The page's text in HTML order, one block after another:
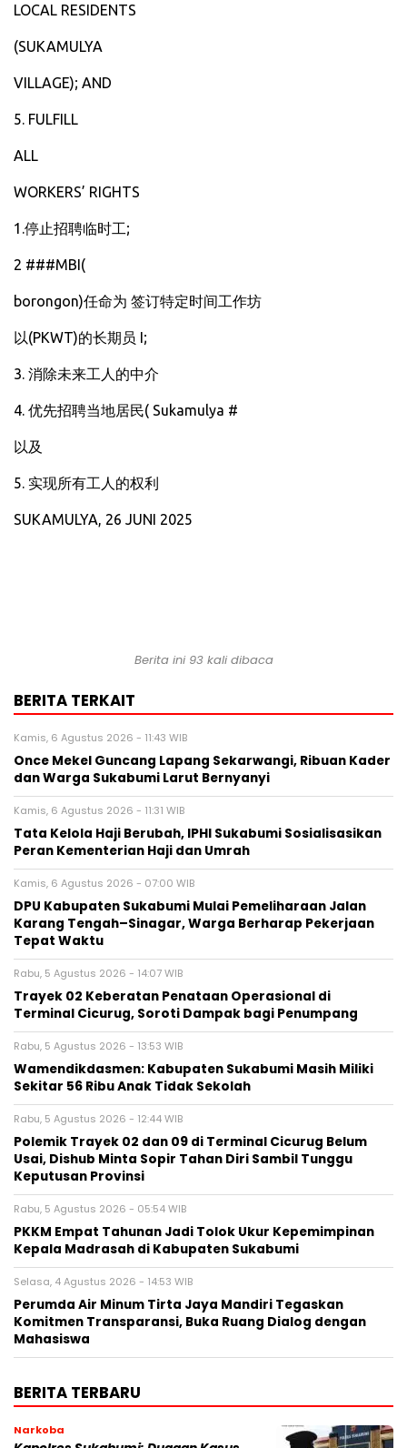
‎LOCAL RESIDENTS
‎(SUKAMULYA
‎VILLAGE); AND
‎5. FULFILL
‎ALL
‎WORKERS’ RIGHTS
‎1.停止招聘临时工;
‎2 ###MBI(
‎borongon)任命为 签订特定时间工作坊
‎以(PKWT)的长期员 I;
‎3. 消除未来工人的中介
‎4. 优先招聘当地居民( Sukamulya #
‎以及
‎5. 实现所有工人的权利
‎SUKAMULYA, 26 JUNI 2025
Berita ini 93 kali dibaca
BERITA TERKAIT
Kamis, 6 Agustus 2026 - 11:43 WIB
Once Mekel Guncang Lapang Sekarwangi, Ribuan Kader
dan Warga Sukabumi Larut Bernyanyi
Kamis, 6 Agustus 2026 - 11:31 WIB
Tata Kelola Haji Berubah, IPHI Sukabumi Sosialisasikan
Peran Kementerian Haji dan Umrah
Kamis, 6 Agustus 2026 - 07:00 WIB
‎DPU Kabupaten Sukabumi Mulai Pemeliharaan Jalan
Karang Tengah–Sinagar, Warga Berharap Pekerjaan
Tepat Waktu
Rabu, 5 Agustus 2026 - 14:07 WIB
‎Trayek 02 Keberatan Penataan Operasional di
Terminal Cicurug, Soroti Dampak bagi Penumpang
Rabu, 5 Agustus 2026 - 13:53 WIB
Wamendikdasmen: Kabupaten Sukabumi Masih Miliki
Sekitar 56 Ribu Anak Tidak Sekolah
Rabu, 5 Agustus 2026 - 12:44 WIB
Polemik Trayek 02 dan 09 di Terminal Cicurug Belum
Usai, Dishub Minta Sopir Tahan Diri Sambil Tunggu
Keputusan Provinsi
Rabu, 5 Agustus 2026 - 05:54 WIB
PKKM Empat Tahunan Jadi Tolok Ukur Kepemimpinan
Kepala Madrasah di Kabupaten Sukabumi
Selasa, 4 Agustus 2026 - 14:53 WIB
Perumda Air Minum Tirta Jaya Mandiri Tegaskan
Komitmen Transparansi, Buka Ruang Dialog dengan
Mahasiswa
BERITA TERBARU
Narkoba